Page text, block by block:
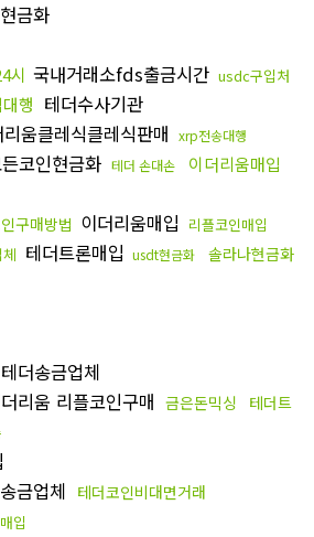
금화
시 국내거래소fds출금시간 usdc구입처
행 테더수사기관
움클레식클레식판매 xrp전송대행
코인현금화 테더 손대손 이더리움매입
구매방법 이더리움매입 리플코인매입
테더트론매입 usdt현금화
솔라나현금화
테더송금업체
리움 리플코인구매 금은돈믹싱
테더트
금업체 테더코인비대면거래
입